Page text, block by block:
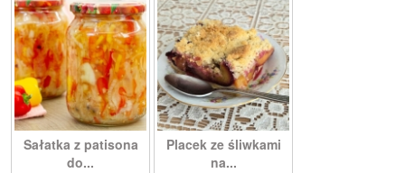
Sałatka z patisona
do...
Placek ze śliwkami
na...